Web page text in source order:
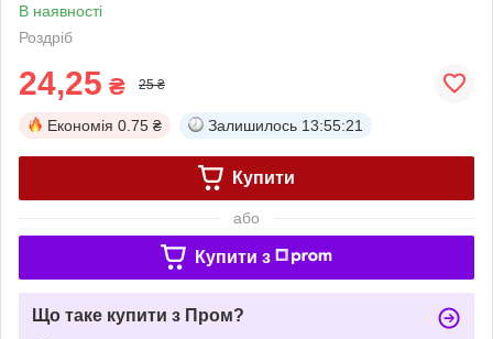
В наявності
Роздріб
24,25 ₴ 25 ₴
Економія 0.75 ₴ Залишилось 13:55:21
Купити
або
Купити з
Що таке купити з Пром?